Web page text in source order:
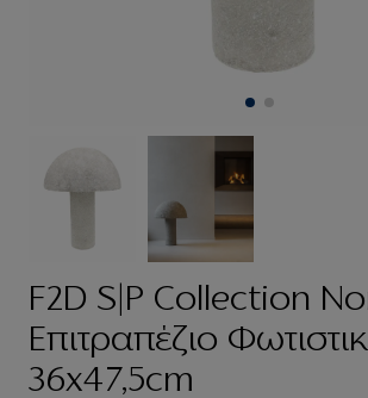
F2D S|P Collection
Επιτραπέζιο
36x47,5cm